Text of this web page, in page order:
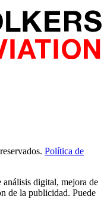
Política de
digital, mejora de
de la publicidad. Puede